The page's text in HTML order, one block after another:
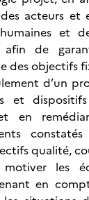
acteurs
et
afin de
des objectifs
d’un
et
en
qualité,
les
en